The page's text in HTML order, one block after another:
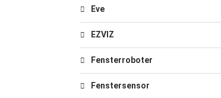
Eve
EZVIZ
Fensterroboter
Fenstersensor